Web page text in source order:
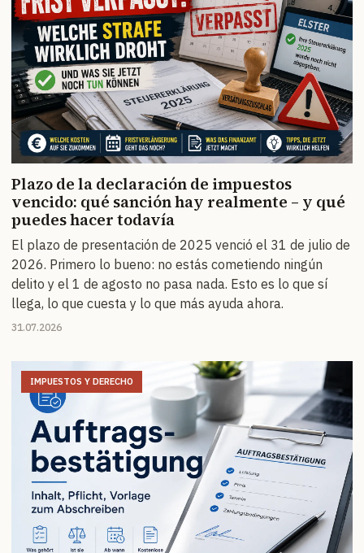
Plazo de la declaración de impuestos
vencido: qué sanción hay realmente – y qué
puedes hacer todavía
El plazo de presentación de 2025 venció el 31 de julio de
2026. Primero lo bueno: no estás cometiendo ningún
delito y el 1 de agosto no pasa nada. Esto es lo que sí
llega, lo que cuesta y lo que más ayuda ahora.
31.07.2026
IMPUESTOS Y DERECHO